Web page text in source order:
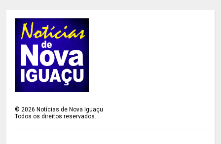
©2026 Notícias de Nova Iguaçu
Todos os direitos reservados.